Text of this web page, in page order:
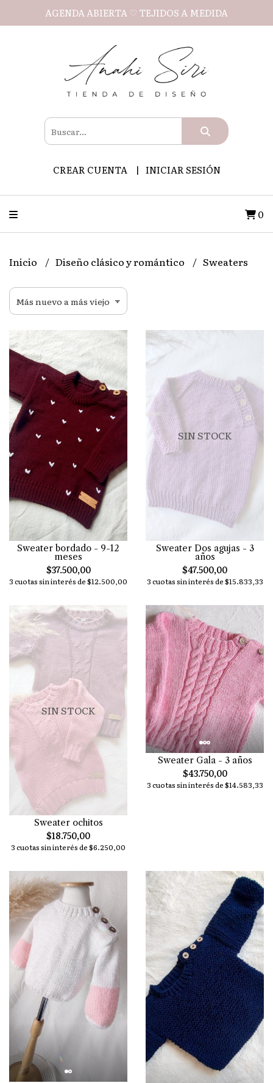
AGENDA ABIERTA ♡ TEJIDOS A MEDIDA
CREAR CUENTA INICIAR SESIÓN
0
Inicio Diseño clásico y romántico Sweaters
Sweater bordado - 9-12
meses
$37.500,00
3 cuotas sin interés de $12.500,00
SIN STOCK
Sweater Dos agujas - 3
años
$47.500,00
3 cuotas sin interés de $15.833,33
SIN STOCK
Sweater ochitos
$18.750,00
3 cuotas sin interés de $6.250,00
Sweater Gala - 3 años
$43.750,00
3 cuotas sin interés de $14.583,33